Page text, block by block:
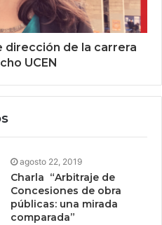
dirección de la carrera
UCEN
agosto 22, 2019
Charla “Arbitraje de
Concesiones de obra
públicas: una mirada
comparada”